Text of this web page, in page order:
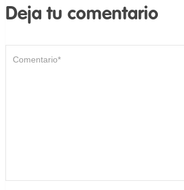
Deja tu comentario